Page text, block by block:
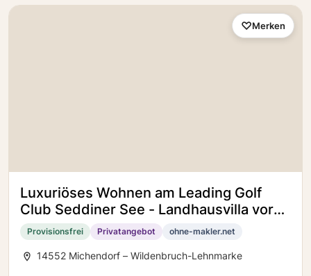
Luxuriöses Wohnen am Leading Golf
Club Seddiner See - Landhausvilla vor
den Toren Berlins
Provisionsfrei Privatangebot ohne-makler.net
14552 Michendorf – Wildenbruch-Lehnmarke
Merken